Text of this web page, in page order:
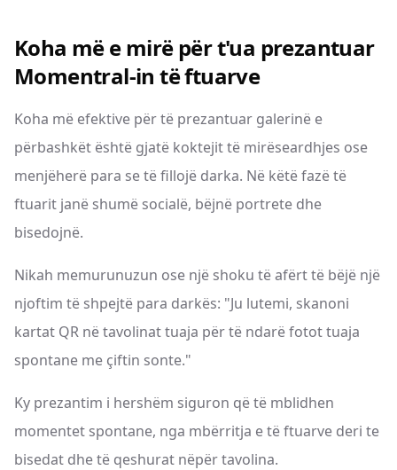
Koha më e mirë për t'ua prezantuar
Momentral-in të ftuarve
Koha më efektive për të prezantuar galerinë e
përbashkët është gjatë koktejit të mirëseardhjes ose
menjëherë para se të fillojë darka. Në këtë fazë të
ftuarit janë shumë socialë, bëjnë portrete dhe
bisedojnë.
Nikah memurunuzun ose një shoku të afërt të bëjë një
njoftim të shpejtë para darkës: "Ju lutemi, skanoni
kartat QR në tavolinat tuaja për të ndarë fotot tuaja
spontane me çiftin sonte."
Ky prezantim i hershëm siguron që të mblidhen
momentet spontane, nga mbërritja e të ftuarve deri te
bisedat dhe të qeshurat nëpër tavolina.